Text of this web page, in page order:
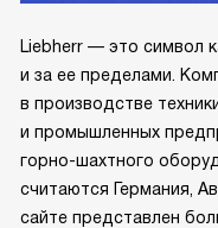
Liebherr — это символ
и за ее пределами.
в производстве
и промышленных
горно-шахтного
считаются Германия,
сайте представлен